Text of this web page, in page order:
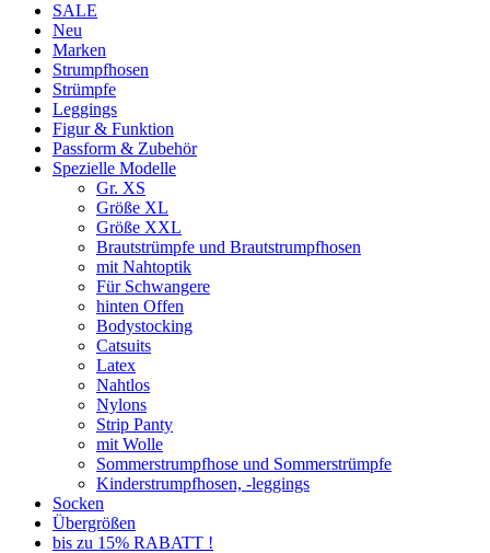
SALE
Neu
Marken
Strumpfhosen
Strümpfe
Leggings
Figur & Funktion
Passform & Zubehör
Spezielle Modelle
Gr. XS
Größe XL
Größe XXL
Brautstrümpfe und Brautstrumpfhosen
mit Nahtoptik
Für Schwangere
hinten Offen
Bodystocking
Catsuits
Latex
Nahtlos
Nylons
Strip Panty
mit Wolle
Sommerstrumpfhose und Sommerstrümpfe
Kinderstrumpfhosen, -leggings
Socken
Übergrößen
bis zu 15% RABATT !